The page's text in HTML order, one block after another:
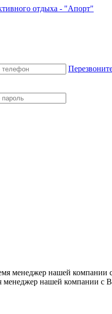
менеджер нашей компании
менеджер нашей компании с